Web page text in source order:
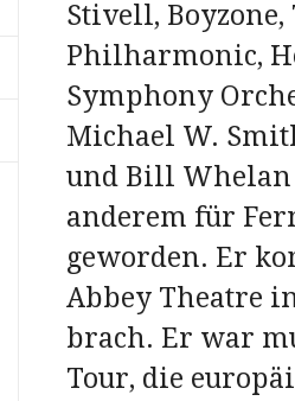
Stivell,
Philharmonic,
Symphony
Michael W.
und Bill Whelan
anderem für
geworden. Er
Abbey Theatre
brach. Er war
Tour, die